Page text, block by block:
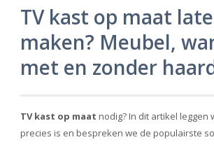
TV kast op maat
maken? Meubel,
met en zonder
TV kast op maat nodig? In dit artikel leggen
precies is en bespreken we de populairste